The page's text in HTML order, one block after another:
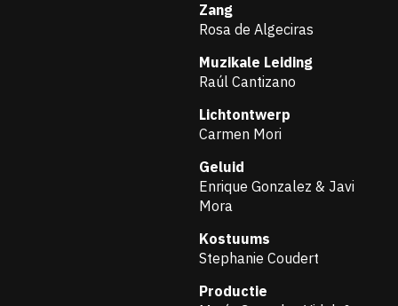
Zang
Rosa de Algeciras
Muzikale Leiding
Raúl Cantizano
Lichtontwerp
Carmen Mori
Geluid
Enrique Gonzalez & Javi
Mora
Kostuums
Stephanie Coudert
Productie